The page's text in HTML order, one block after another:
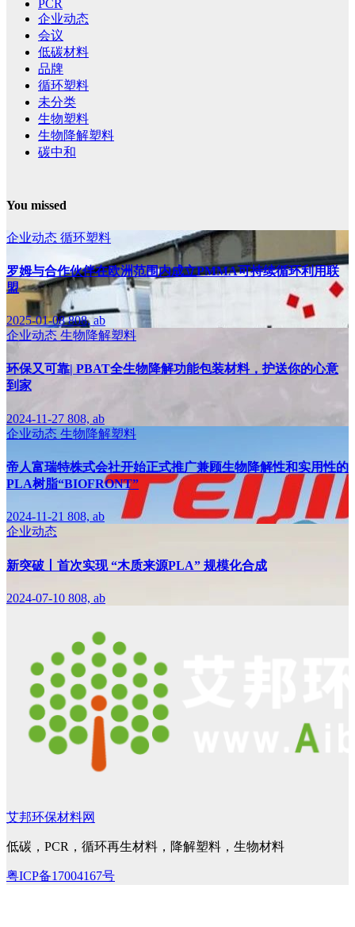
PCR
企业动态
会议
低碳材料
品牌
循环塑料
未分类
生物塑料
生物降解塑料
碳中和
You missed
企业动态 循环塑料
罗姆与合作伙伴在欧洲范围内成立PMMA可持续循环利用联
盟
2025-01-08808, ab
企业动态 生物降解塑料
环保又可靠| PBAT全生物降解功能包装材料，护送你的心意
到家
2024-11-27 808, ab
企业动态 生物降解塑料
帝人富瑞特株式会社开始正式推广兼顾生物降解性和实用性的
PLA树脂“BIOFRONT”
2024-11-21 808, ab
企业动态
新突破丨首次实现 “木质来源PLA” 规模化合成
2024-07-10 808, ab
艾邦环保材料网
低碳，PCR，循环再生材料，降解塑料，生物材料
粤ICP备17004167号